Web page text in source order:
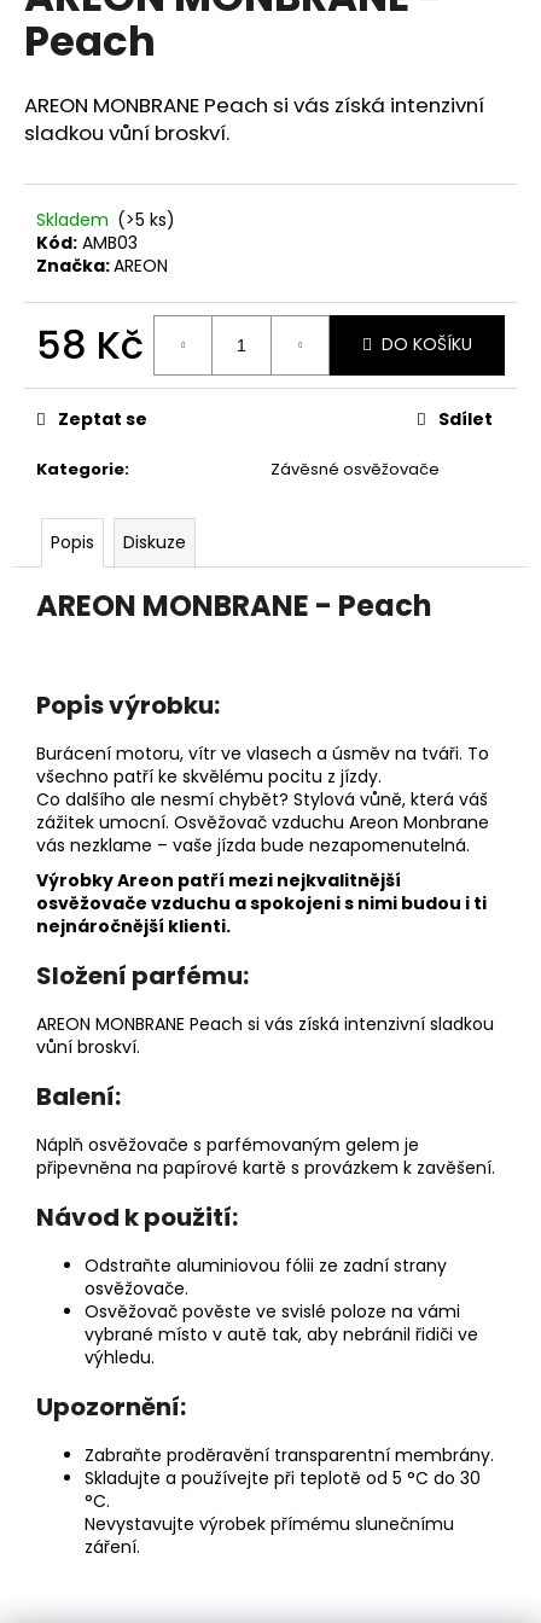
0,0
hvězdiček.
Peach
AREON MONBRANE Peach si vás získá intenzivní
sladkou vůní broskví.
Skladem (>5 ks)
Kód: AMB03
Značka:AREON
58 Kč
cena:
DO KOŠÍKU
Kategorie: Závěsné osvěžovače
Zeptat se Sdílet
Popis Diskuze
AREON MONBRANE - Peach
Popis výrobku:
Burácení motoru, vítr ve vlasech a úsměv na tváři. To
všechno patří ke skvělému pocitu z jízdy.
Co dalšího ale nesmí chybět? Stylová vůně, která váš
zážitek umocní. Osvěžovač vzduchu Areon Monbrane
vás nezklame – vaše jízda bude nezapomenutelná.
Výrobky Areon patří mezi nejkvalitnější
osvěžovače vzduchu a spokojeni s nimi budou i ti
nejnáročnější klienti.
Složení parfému:
AREON MONBRANE Peach si vás získá intenzivní sladkou
vůní broskví.
Balení:
Náplň osvěžovače s parfémovaným gelem je
připevněna na papírové kartě s provázkem k zavěšení.
Návod k použití:
Odstraňte aluminiovou fólii ze zadní strany
osvěžovače.
Osvěžovač pověste ve svislé poloze na vámi
vybrané místo v autě tak, aby nebránil řidiči ve
výhledu.
Upozornění:
Zabraňte proděravění transparentní membrány.
Skladujte a používejte při teplotě od 5 °C do 30
°C.
Nevystavujte výrobek přímému slunečnímu
záření.
a
j
í
t
D
o
o
u
e
AREON
PERFUME
BLACK
CRYSTAL
35ML
91
Kč